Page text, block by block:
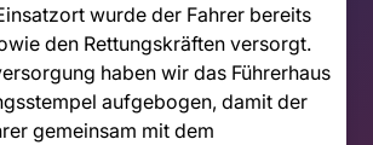
wurde der Fahrer bereits
den Rettungskräften versorgt.
haben wir das Führerhaus
aufgebogen, damit der
gemeinsam mit dem